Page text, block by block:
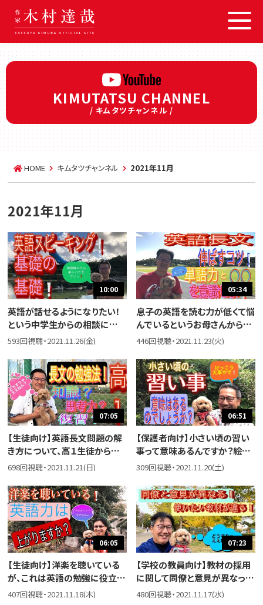
KIMUTATSU CHANNEL
/ キムタツチャンネル /
HOME キムタツチャンネル 2021年11月
2021年11月
10:00
英語が話せるようになりたい！
という中学生からの相談に答え
ました。と言ってもいろんなフェ
の基本について話しました。
593回視聴・2021.11.26(金)
05:34
息子の英語を読む力が低くて悩
んでいるというお母さんからの
相談に答えました。本人がやる
が。
446回視聴・2021.11.23(火)
07:05
【生徒向け】英語長文問題の解
き方について、高１生徒から質
問があったので答えました。
698回視聴・2021.11.21(日)
06:51
【保護者向け】小さい頃の習い
事って意味あるんですか？絵本
の読み聞かせって利点はあるん
答えました。
309回視聴・2021.11.20(土)
06:05
【生徒向け】洋楽を聴いている
が、これは英語の勉強に役立つ
かという質問が届いたので答え
407回視聴・2021.11.18(木)
07:23
【学校の教員向け】教材の採用
に関して同僚と意見が異なっ
て、自分が使いたい教材が使え
480回視聴・2021.11.17(水)